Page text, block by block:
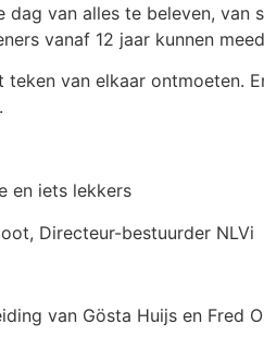
van alles te beleven,
vanaf 12 jaar kunnen
van elkaar
en iets lekkers
Directeur-bestuurder NLVi
van Gösta Huijs en Fred